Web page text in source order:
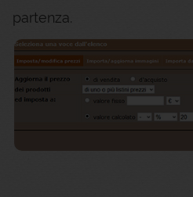
partenza.